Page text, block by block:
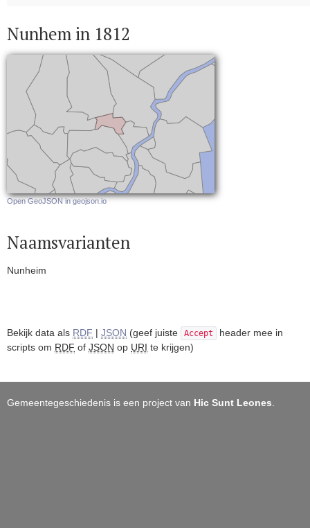
Nunhem in 1812
Open GeoJSON in geojson.io
Naamsvarianten
Nunheim
Bekijk data als RDF | JSON (geef juiste Accept
header mee in
scripts om RDF of JSON op URI te krijgen)
Gemeentegeschiedenis is een project van Hic Sunt Leones